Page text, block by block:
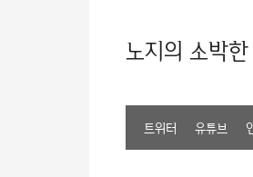
노지의 소박
트위터 유튜브